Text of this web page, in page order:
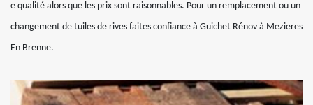
e qualité alors que les prix sont raisonnables. Pour un remplacement ou un
changement de tuiles de rives faites confiance à Guichet Rénov à Mezieres
En Brenne.